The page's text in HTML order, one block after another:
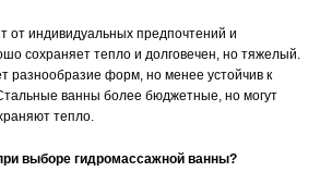
от индивидуальных предпочтений и
сохраняет тепло и долговечен, но тяжелый.
разнообразие форм, но менее устойчив к
ванны более бюджетные, но могут
тепло.
выборе гидромассажной ванны?